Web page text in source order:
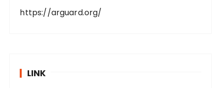
https://arguard.org/
LINK